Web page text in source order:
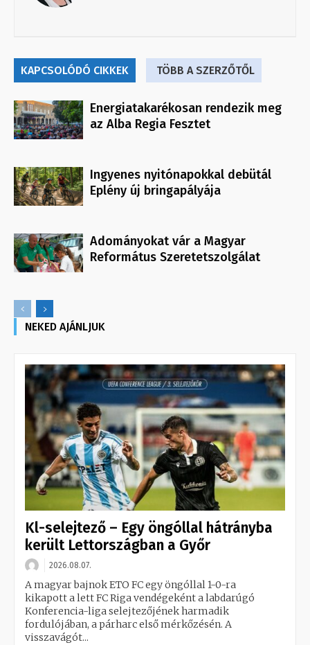
KAPCSOLÓDÓ CIKKEK TÖBB A SZERZŐTŐL
Energiatakarékosan rendezik meg
az Alba Regia Fesztet
Ingyenes nyitónapokkal debütál
Eplény új bringapályája
Adományokat vár a Magyar
Református Szeretetszolgálat
NEKED AJÁNLJUK
Kl-selejtező – Egy öngóllal hátrányba
került Lettországban a Győr
2026.08.07.
A magyar bajnok ETO FC egy öngóllal 1-0-ra
kikapott a lett FC Riga vendégeként a labdarúgó
Konferencia-liga selejtezőjének harmadik
fordulójában, a párharc első mérkőzésén. A
visszavágót...